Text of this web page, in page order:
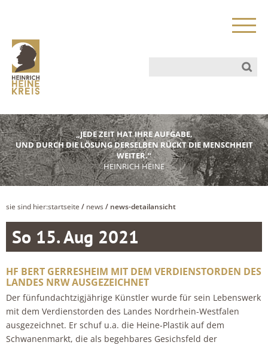
„JEDE ZEIT HAT IHRE AUFGABE,
UND DURCH DIE LÖSUNG DERSELBEN RÜCKT DIE MENSCHHEIT
WEITER.“
HEINRICH HEINE
sie sind hier:startseite / news/ news-detailansicht
So 15. Aug 2021
HF BERT GERRESHEIM MIT DEM VERDIENSTORDEN DES
LANDES NRW AUSGEZEICHNET
Der fünfundachtzigjährige Künstler wurde für sein Lebenswerk
mit dem Verdienstorden des Landes Nordrhein-Westfalen
ausgezeichnet. Er schuf u.a. die Heine-Plastik auf dem
Schwanenmarkt, die als begehbares Gesichsfeld der